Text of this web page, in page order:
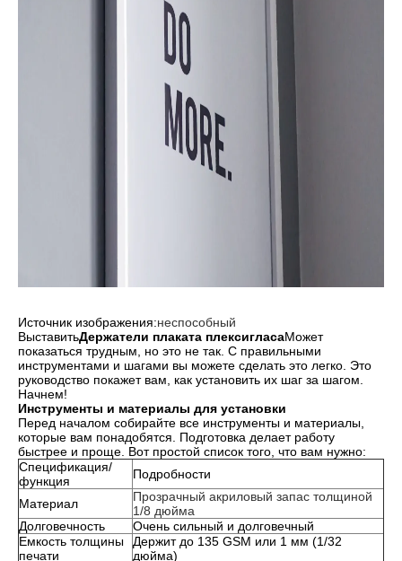
Источник изображения:неспособный
ВыставитьДержатели плаката плексигласаМожет
показаться трудным, но это не так. С правильными
инструментами и шагами вы можете сделать это легко. Это
руководство покажет вам, как установить их шаг за шагом.
Начнем!
Инструменты и материалы для установки
Перед началом собирайте все инструменты и материалы,
которые вам понадобятся. Подготовка делает работу
быстрее и проще. Вот простой список того, что вам нужно:
Спецификация/
функция
Подробности
Материал
Прозрачный акриловый запас толщиной
1/8 дюйма
Долговечность
Очень сильный и долговечный
Емкость толщины
печати
Держит до 135 GSM или 1 мм (1/32
дюйма)